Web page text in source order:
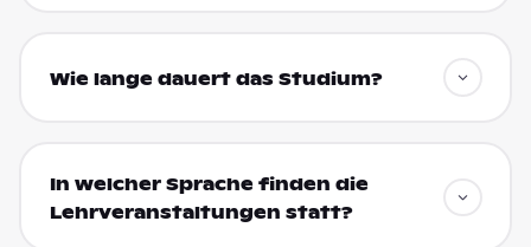
Wie lange dauert das Studium?
In welcher Sprache finden die
Lehrveranstaltungen statt?